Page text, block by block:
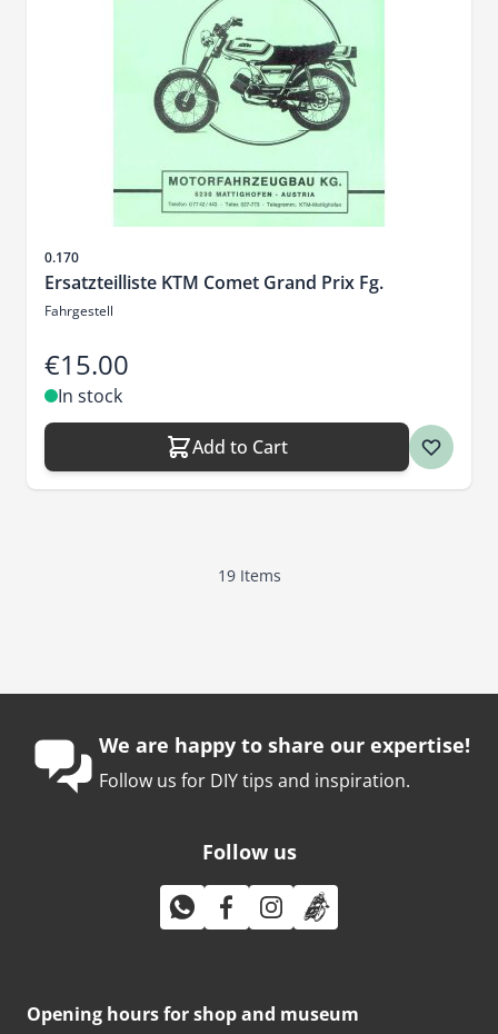
Sku
0.170
Ersatzteilliste KTM Comet Grand Prix Fg.
Fahrgestell
€15.00
In stock
Add to Cart
19Items
We are happy to share our expertise!
Follow us for DIY tips and inspiration.
Follow us
Opening hours for shop and museum